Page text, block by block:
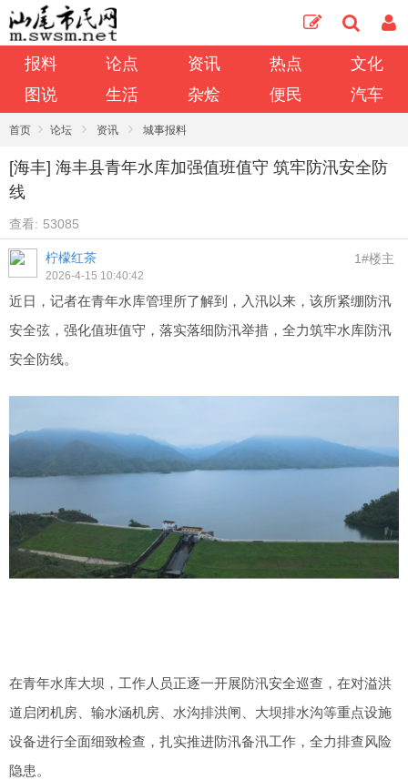
报料 论点 资讯 热点
文化
图说
生活 杂烩 便民 汽车
首页 › 论坛 › 资讯 › 城事报料
[海丰] 海丰县青年水库加强值班值守 筑牢防汛安全防
线
查看: 53085
柠檬红茶
2026-4-15 10:40:42
1#楼主
近日，记者在青年水库管理所了解到，入汛以来，该所紧绷防汛
安全弦，强化值班值守，落实落细防汛举措，全力筑牢水库防汛
安全防线。
在青年水库大坝，工作人员正逐一开展防汛安全巡查，在对溢洪
道启闭机房、输水涵机房、水沟排洪闸、大坝排水沟等重点设施
设备进行全面细致检查，扎实推进防汛备汛工作，全力排查风险
隐患。